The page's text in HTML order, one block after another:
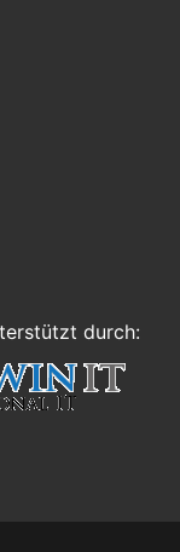
durch: